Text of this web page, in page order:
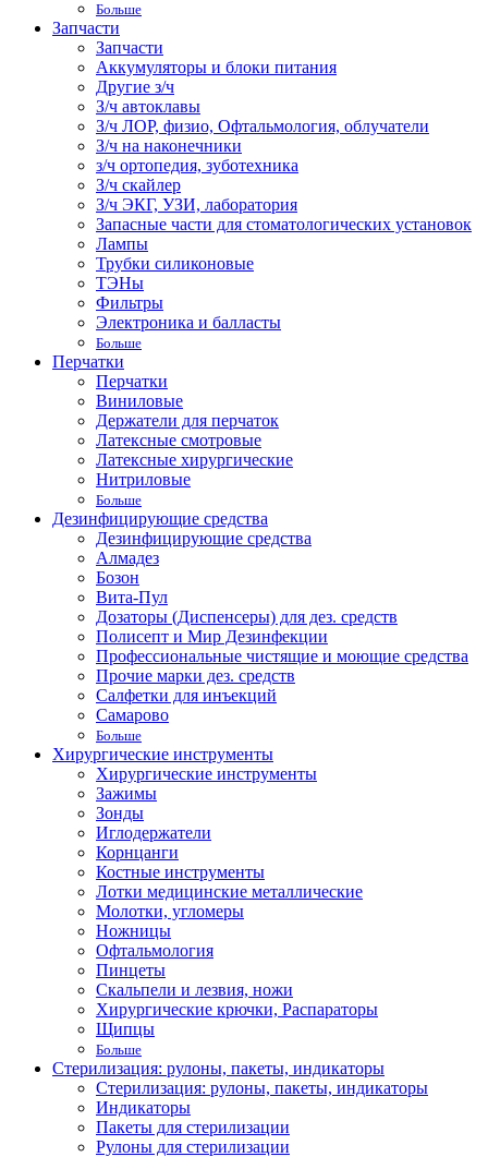
Больше
Запчасти
Запчасти
Аккумуляторы и блоки питания
Другие з/ч
З/ч автоклавы
З/ч ЛОР, физио, Офтальмология, облучатели
З/ч на наконечники
з/ч ортопедия, зуботехника
З/ч скайлер
З/ч ЭКГ, УЗИ, лаборатория
Запасные части для стоматологических установок
Лампы
Трубки силиконовые
ТЭНы
Фильтры
Электроника и балласты
Больше
Перчатки
Перчатки
Виниловые
Держатели для перчаток
Латексные смотровые
Латексные хирургические
Нитриловые
Больше
Дезинфицирующие средства
Дезинфицирующие средства
Алмадез
Бозон
Вита-Пул
Дозаторы (Диспенсеры) для дез. средств
Полисепт и Мир Дезинфекции
Профессиональные чистящие и моющие средства
Прочие марки дез. средств
Салфетки для инъекций
Самарово
Больше
Хирургические инструменты
Хирургические инструменты
Зажимы
Зонды
Иглодержатели
Корнцанги
Костные инструменты
Лотки медицинские металлические
Молотки, угломеры
Ножницы
Офтальмология
Пинцеты
Скальпели и лезвия, ножи
Хирургические крючки, Распараторы
Щипцы
Больше
Стерилизация: рулоны, пакеты, индикаторы
Стерилизация: рулоны, пакеты, индикаторы
Индикаторы
Пакеты для стерилизации
Рулоны для стерилизации